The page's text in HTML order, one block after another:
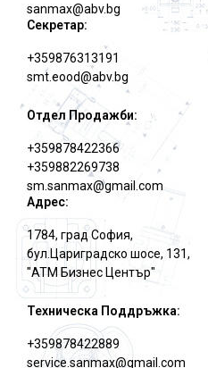
sanmax@abv.bg
Секретар:
+359876313191
smt.eood@abv.bg
Отдел Продажби:
+359878422366
+359882269738
sm.sanmax@gmail.com
Адрес:
1784, град София,
бул.Цариградско шосе, 131,
"АТМ Бизнес Център"
Техническа Поддръжка:
+359878422889
service.sanmax@gmail.com